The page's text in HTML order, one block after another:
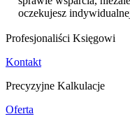
oczekujesz
Profesjonaliści Księgowi
Kontakt
Precyzyjne Kalkulacje
Oferta